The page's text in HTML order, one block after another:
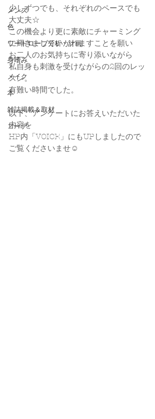
メンズ
色
ワードローブ分析・計画
身嗜み
メイク
本
雑誌掲載＆取材
コーデ
少しずつでも、それぞれのペースでも
大丈夫☆
この機会より更に素敵にチャーミング
に輝きましていかれますことを願い
お二人のお気持ちに寄り添いながら
私自身も刺激を受けながらの2回のレッ
スン。
有難い時間でした。
以下、アンケートにお答えいただいた
内容を
HP内「VOICE」にもUPしましたので
ご覧くださいませ☺